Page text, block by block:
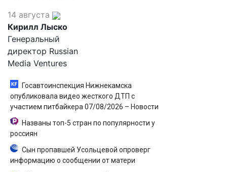
14 августа
Кирилл Лыско
Генеральный
директор Russian
Media Ventures
Госавтоинспекция Нижнекамска
опубликовала видео жесткого ДТП с
участием питбайкера 07/08/2026 – Новости
Названы топ-5 стран по популярности у
россиян
Сын пропавшей Усольцевой опроверг
информацию о сообщении от матери